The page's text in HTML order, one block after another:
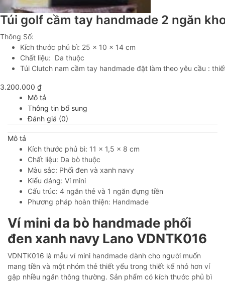
Túi golf cầm tay handmade 2 ngăn
Thông Số:
Kích thước phủ bì: 25 x 10 x 14 cm
Chất liệu: Da thuộc
Túi Clutch nam cầm tay handmade đặt làm theo yêu cầu :
3.200.000 ₫
Mô tả
Thông tin bổ sung
Đánh giá (0)
Mô tả
Kích thước phủ bì: 11 x 1,5 x 8 cm
Chất liệu: Da bò thuộc
Màu sắc: Phối đen và xanh navy
Kiểu dáng: Ví mini
Cấu trúc: 4 ngăn thẻ và 1 ngăn đựng tiền
Phương pháp hoàn thiện: Handmade
Ví mini da bò handmade phối
đen xanh navy Lano VDNTK016
VDNTK016 là mẫu ví mini handmade dành cho người muốn
mang tiền và một nhóm thẻ thiết yếu trong thiết kế nhỏ hơn ví
gập nhiều ngăn thông thường. Sản phẩm có kích thước phủ bì